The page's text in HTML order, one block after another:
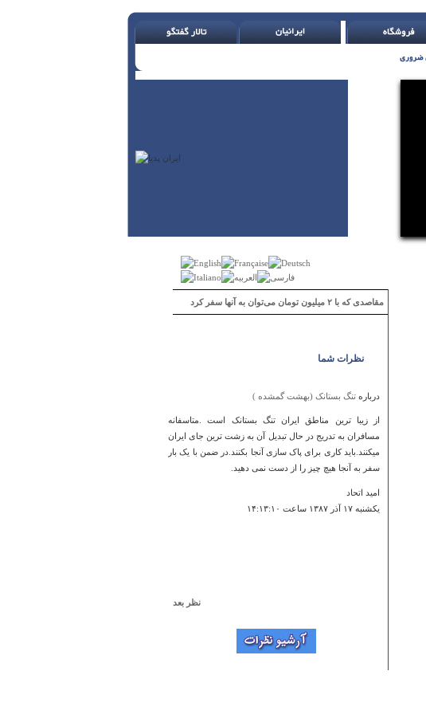
مقاصدی که با ۲ میلیون تومان می‌توان به آنها سفر کرد
نظرات شما
درباره تنگ بستانک (بهشت گمشده )
از زیبا ترین مناطق ایران تنگ بستانک است .متاسفانه
مسافران به تدریج در حال تبدیل آن به زشت ترین جای ایران
میکنند.باید کاری برای پاک سازی آنجا بکنند.در ضمن با یک بار
سفر به آنجا هیچ چیز را از دست نمی دهید.
امید اتحاد
يكشنبه ۱۷ آذر ۱۳۸۷ ساعت ۱۴:۱۳:۱۰
لطفا اطلاعات كاملتري راجع به اين بقعه متبركه داخل سايت
نظر بعد